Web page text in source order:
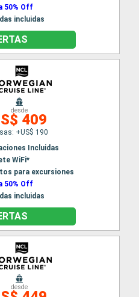
50% Off
incluidas
desde
409
+US$ 190
Incluidas
WiFi*
para excursiones
50% Off
incluidas
desde